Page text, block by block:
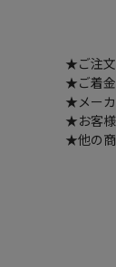
★ご注文
★ご着金
★メーカ
★お客様
★他の商